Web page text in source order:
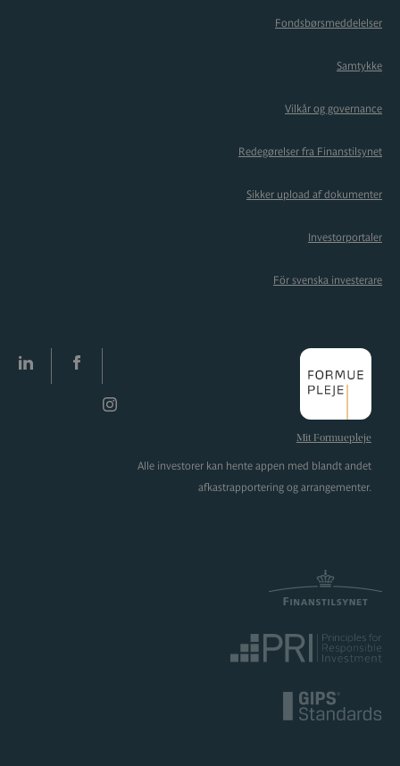
Fondsbørsmeddelelser
Samtykke
Vilkår og governance
Redegørelser fra Finanstilsynet
Sikker upload af dokumenter
Investorportaler
För svenska investerare
Mit Formuepleje
Alle investorer kan hente appen med blandt andet
afkastrapportering og arrangementer.